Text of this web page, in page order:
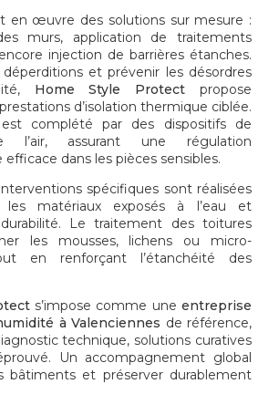
en œuvre des solutions sur mesure :
murs, application de traitements
injection de barrières étanches.
et prévenir les désordres
Home Style Protect propose
d’isolation thermique ciblée.
complété par des dispositifs de
l’air, assurant une régulation
dans les pièces sensibles.
spécifiques sont réalisées
matériaux exposés à l’eau et
Le traitement des toitures
les mousses, lichens ou micro-
en renforçant l’étanchéité des
s’impose comme uneentreprise
à Valenciennes de référence,
technique, solutions curatives
Un accompagnement global
bâtiments et préserver durablement